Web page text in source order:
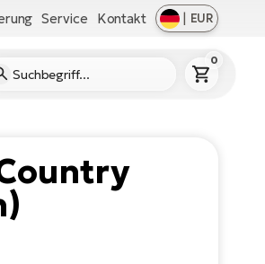
Service Kontakt | EUR
0